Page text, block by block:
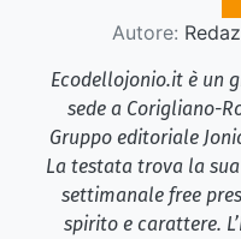
Autore:
Ecodellojonio.it è un
sede a Corigliano-
Gruppo editoriale
La testata trova la sua
settimanale free
spirito e carattere.